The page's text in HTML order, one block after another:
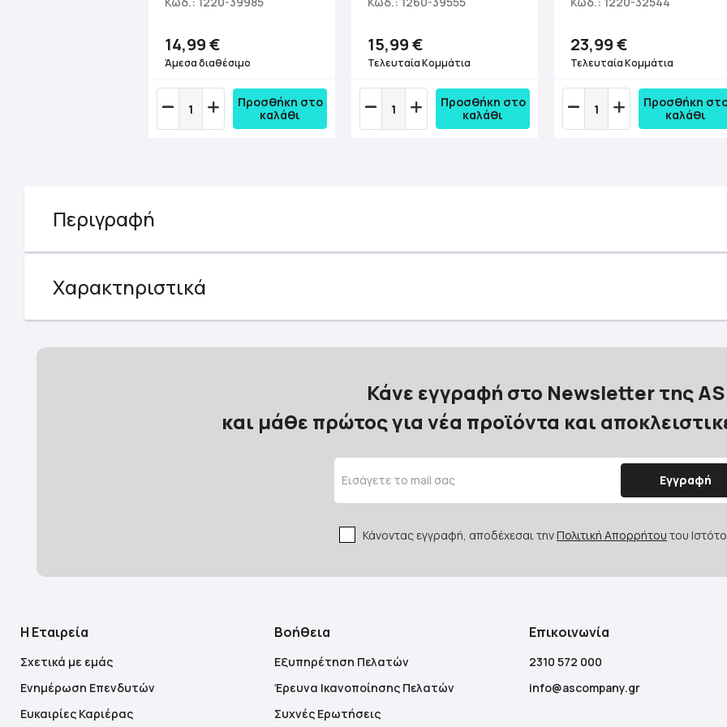
14,99 €
Άμεσα διαθέσιμο
Προσθήκη στο
καλάθι
15,99 €
Τελευταία Κομμάτια
Προσθήκη στο
καλάθι
23,99 €
Τελευταία Κομμάτια
Προσθήκη
καλάθι
Περιγραφή
Χαρακτηριστικά
Κάνε εγγραφή στο Newsletter της AS
και μάθε πρώτος για νέα προϊόντα και
Εγγραφή
Κάνοντας εγγραφή, αποδέχεσαι τηνΠολιτική Απορρήτου του
Η Εταιρεία
Σχετικά με εμάς
Ενημέρωση Επενδυτών
Ευκαιρίες Καριέρας
Βοήθεια
Εξυπηρέτηση Πελατών
Έρευνα Ικανοποίησης Πελατών
Συχνές Ερωτήσεις
Επικοινωνία
2310 572 000
info@ascompany.gr